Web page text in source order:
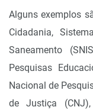
Alguns exemplos
Cidadania,
Saneamento
Pesquisas
Nacional de
de Justiça